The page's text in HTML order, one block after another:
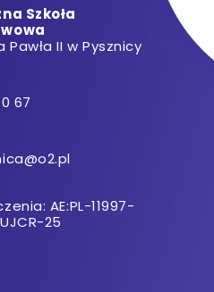
Szkoła
Pawła II w Pysznicy
67
AE:PL-11997-
25